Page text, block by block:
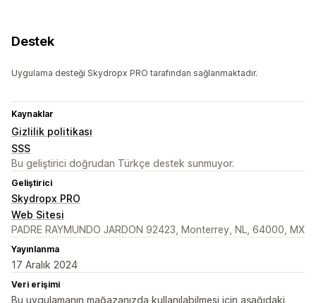
Destek
Uygulama desteği Skydropx PRO tarafından sağlanmaktadır.
Kaynaklar
Gizlilik politikası
SSS
Bu geliştirici doğrudan Türkçe destek sunmuyor.
Geliştirici
Skydropx PRO
Web Sitesi
PADRE RAYMUNDO JARDON 92423, Monterrey, NL, 64000, MX
Yayınlanma
17 Aralık 2024
Veri erişimi
Bu uygulamanın mağazanızda kullanılabilmesi için aşağıdaki